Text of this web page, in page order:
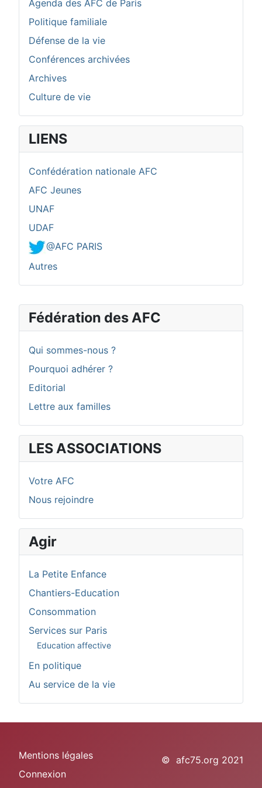
Fédération des AFC
Qui sommes-nous ?
Pourquoi adhérer ?
Editorial
Lettre aux familles
LES ASSOCIATIONS
Votre AFC
Nous rejoindre
Agir
La Petite Enfance
Chantiers-Education
Consommation
Services sur Paris
Education affective
En politique
Au service de la vie
Agenda des AFC de Paris
Politique familiale
Défense de la vie
Conférences archivées
Archives
Culture de vie
LIENS
Confédération nationale AFC
AFC Jeunes
UNAF
UDAF
@AFC PARIS
Autres
Mentions légales
Connexion
© afc75.org 2021